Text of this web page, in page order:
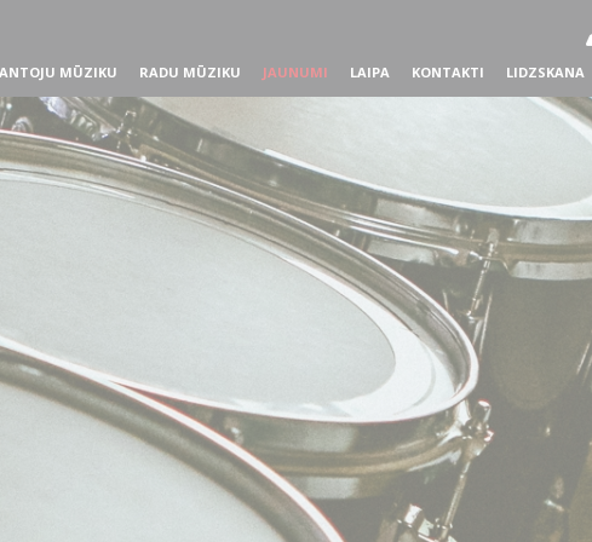
MŪZIKU RADU MŪZIKU JAUNUMI LAIPA KONTAKTI LIDZSKANA